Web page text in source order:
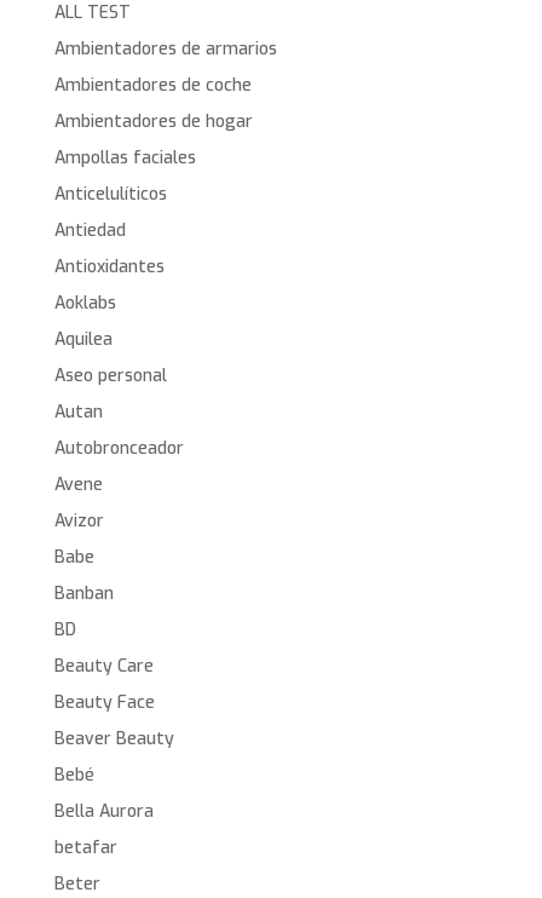
ALL TEST
Ambientadores de armarios
Ambientadores de coche
Ambientadores de hogar
Ampollas faciales
Anticelulíticos
Antiedad
Antioxidantes
Aoklabs
Aquilea
Aseo personal
Autan
Autobronceador
Avene
Avizor
Babe
Banban
BD
Beauty Care
Beauty Face
Beaver Beauty
Bebé
Bella Aurora
betafar
Beter